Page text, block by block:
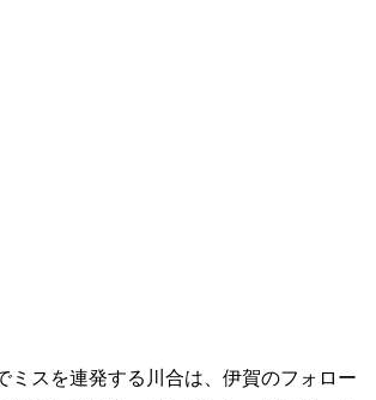
ミスを連発する川合は、伊賀のフォロー